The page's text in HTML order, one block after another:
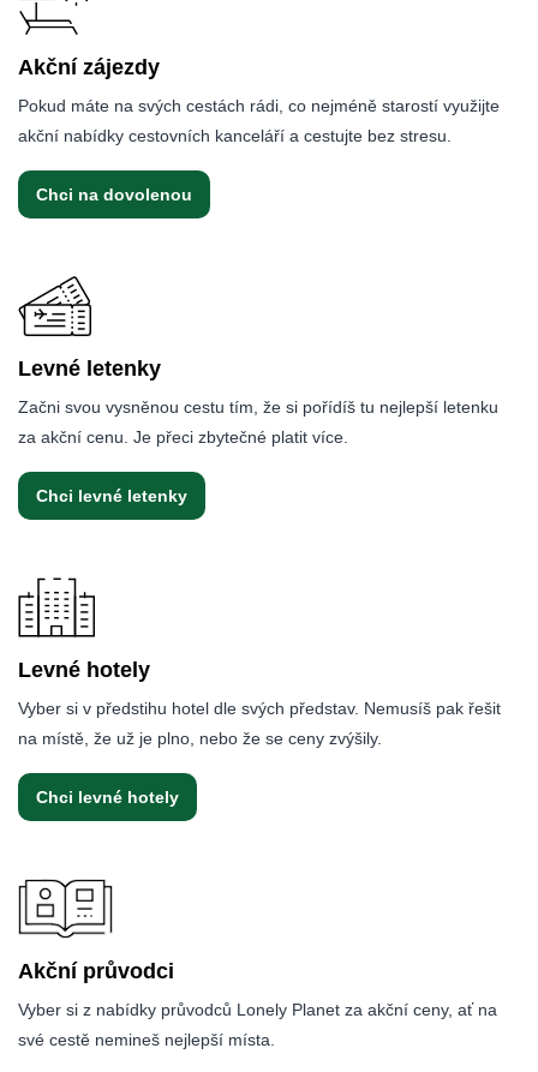
Akční zájezdy
Pokud máte na svých cestách rádi, co nejméně starostí využijte
akční nabídky cestovních kanceláří a cestujte bez stresu.
Chci na dovolenou
Levné letenky
Začni svou vysněnou cestu tím, že si pořídíš tu nejlepší letenku
za akční cenu. Je přeci zbytečné platit více.
Chci levné letenky
Levné hotely
Vyber si v předstihu hotel dle svých představ. Nemusíš pak řešit
na místě, že už je plno, nebo že se ceny zvýšily.
Chci levné hotely
Akční průvodci
Vyber si z nabídky průvodců Lonely Planet za akční ceny, ať na
své cestě nemineš nejlepší místa.